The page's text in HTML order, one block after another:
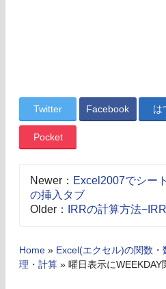
Twitter Facebook は
Pocket
Newer： Excel2007でシー
の挿入タブ
Older：
IRRの計算方法
Home » Excel(エクセル)の関数・
理・計算 » 曜日表示にWEEKDAY